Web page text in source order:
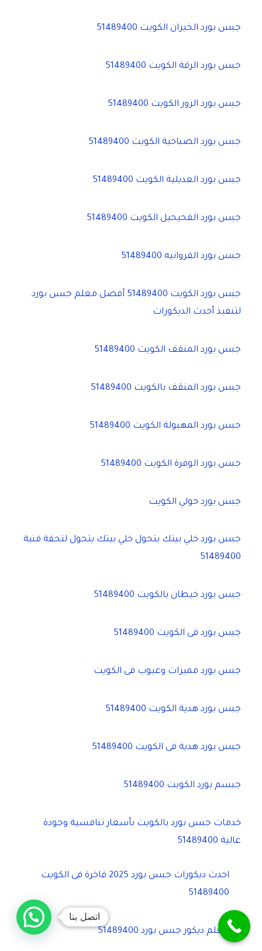
جبس بورد الخيران الكويت 51489400
جبس بورد الرقة الكويت 51489400
جبس بورد الزور الكويت 51489400
جبس بورد الصباحية الكويت 51489400
جبس بورد العديلية الكويت 51489400
جبس بورد الفحيحيل الكويت 51489400
جبس بورد الفروانيه 51489400
جبس بورد الكويت 51489400 أفضل معلم جبس بورد
لتنفيذ أحدث الديكورات
جبس بورد المنقف الكويت 51489400
جبس بورد المنقف بالكويت 51489400
جبس بورد المهبولة الكويت 51489400
جبس بورد الوفرة الكويت 51489400
جبس بورد حولي الكويت
جبس بورد خلي بيتك يتحول خلي بيتك يتحول لتحفة فنية
51489400
جبس بورد خيطان بالكويت 51489400
جبس بورد فى الكويت 51489400
جبس بورد مميزات وعيوب فى الكويت
جبس بورد هدية الكويت 51489400
جبس بورد هدية فى الكويت 51489400
جبسم بورد الكويت 51489400
خدمات جبس بورد بالكويت بأسعار تنافسية وجودة
عالية 51489400
احدث ديكورات جبس بورد 2025 فاخرة فى الكويت
51489400
معلم ديكور جبس بورد 51489400
اتصل بنا